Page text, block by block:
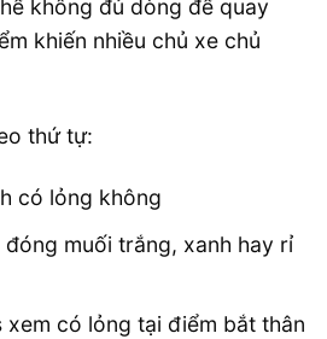
không đủ dòng để quay
khiến nhiều chủ xe chủ
thứ tự:
có lỏng không
muối trắng, xanh hay rỉ
xem có lỏng tại điểm bắt thân